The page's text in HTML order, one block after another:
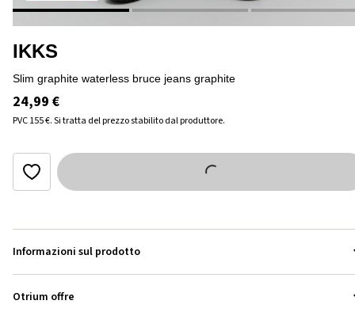
IKKS
slim graphite waterless bruce jeans graphite
24,99 €
PVC155 €.Si tratta del prezzo stabilito dal produttore.
Informazioni sul prodotto
Otrium offre